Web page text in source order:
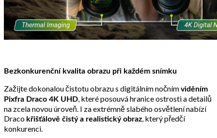
Bezkonkurenční kvalita obrazu při každém snímku
Zažijte dokonalou čistotu obrazu s digitálním nočnímviděním
Pixfra Draco 4K UHD , které posouvá hranice ostrosti a detailů
na zcela novou úroveň. I za extrémně slabého osvětlení nabízí
Draco křišťálově čistý a realistický obraz , který předčí
konkurenci.